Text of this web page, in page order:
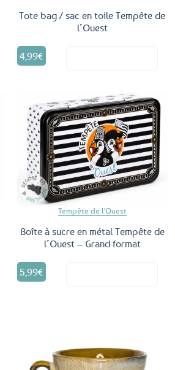
Tote bag / sac en toile Tempête de
l’Ouest
4,99€
Ajouter
aux
favoris
Tempête de l'Ouest
Boîte à sucre en métal Tempête de
l’Ouest – Grand format
5,99€
Ajouter